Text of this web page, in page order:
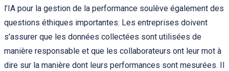
l’IA pour la gestion de la performance soulève également des
questions éthiques importantes. Les entreprises doivent
s’assurer que les données collectées sont utilisées de
manière responsable et que les collaborateurs ont leur mot à
dire sur la manière dont leurs performances sont mesurées. Il